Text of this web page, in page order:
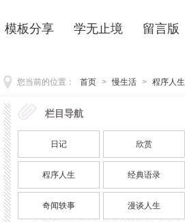
模板分享 学无止境 留言版
您当前的位置： 首页 > 慢生活 > 程序人生
栏目导航
日记 欣赏
程序人生 经典语录
奇闻轶事 漫谈人生
最新
p27 - 英语写作必备句型模板（29个核心句
型及应用示例）
软件之外的造物革命：实体开发语言的未来
什么是清浊辅音同化现象？bags该如何发
音？
telephone与phone以及mobile的区别与联
系？细节解析
pc直播游戏没有窗口化如何解决？安卓助力